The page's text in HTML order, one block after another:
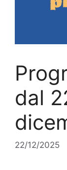
dal
22/12/2025